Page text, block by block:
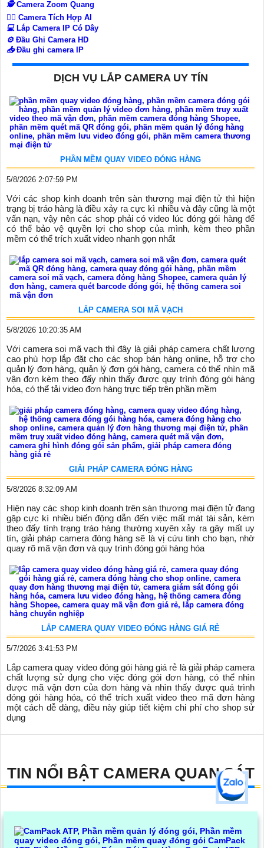
🕵️Camera Zoom Quang
🧛‍♀️ Camera Tích Hợp AI
💻Lắp Camera IP Có Dây
⚙️Đầu Ghi Camera HD
📥Đầu ghi camera IP
DỊCH VỤ LẮP CAMERA UY TÍN
PHẦN MỀM QUAY VIDEO ĐÓNG HÀNG
5/8/2026 2:07:59 PM
Với các shop kinh doanh trên sàn thương mại điện tử thì hiện
trạng bị tráo hàng là điều xảy ra cực kì nhiều và đây cũng là một
vấn nạn, vậy nên các shop phải có video lúc đóng gói hàng để
có thể bảo vệ quyền lợi cho shop của mình, kèm theo phần
mềm có thể trích xuất video nhanh gọn nhất
LẮP CAMERA SOI MÃ VẠCH
5/8/2026 10:20:35 AM
Với camera soi mã vạch thì đây là giải pháp camera chất lượng
cao phù hợp lắp đặt cho các shop bán hàng online, hỗ trợ cho
quản lý đơn hàng, quản lý đơn gói hàng, camera có thể nhìn mã
vận đơn kèm theo đấy nhìn thấy được quy trình đóng gói hàng
hóa, có thể tải video đơn hàng trực tiếp trên phần mềm
GIẢI PHÁP CAMERA ĐÓNG HÀNG
5/8/2026 8:32:09 AM
Hiện nay các shop kinh doanh trên sàn thương mại điện tử đang
gặp cực kì nhiều biến động dẫn đến việc mất mát tài sản, kèm
theo đấy tính trạng tráo hàng thường xuyên xảy ra gây mất uy
tín, giải pháp camera đóng hàng sẽ là vị cứu tinh cho bạn, nhờ
quay rõ mã vận đơn và quy trình đóng gói hàng hóa
LẮP CAMERA QUAY VIDEO ĐÓNG HÀNG GIÁ RẺ
5/7/2026 3:41:53 PM
Lắp camera quay video đóng gói hàng giá rẻ là giải pháp camera
chất lượng sử dụng cho việc đóng gói đơn hàng, có thể nhìn
được mã vận đơn của đơn hàng và nhìn thấy được quá trình
đóng gói hàng hóa, có thể trích xuất video theo mã đơn hàng
một cách dễ dàng, điều này giúp tiết kiệm chi phí cho shop sử
dụng
TIN NỔI BẬT CAMERA QUAN SÁT